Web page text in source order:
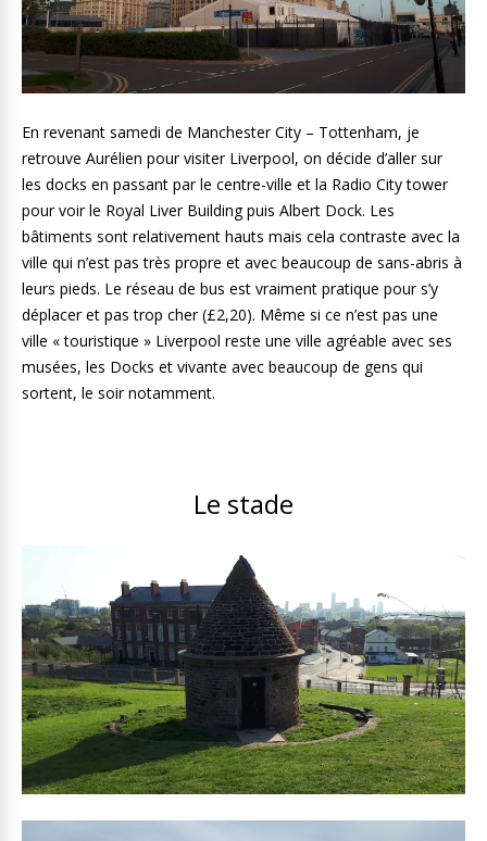
En revenant samedi de Manchester City – Tottenham, je
retrouve Aurélien pour visiter Liverpool, on décide d’aller sur
les docks en passant par le centre-ville et la Radio City tower
pour voir le Royal Liver Building puis Albert Dock. Les
bâtiments sont relativement hauts mais cela contraste avec la
ville qui n’est pas très propre et avec beaucoup de sans-abris à
leurs pieds. Le réseau de bus est vraiment pratique pour s’y
déplacer et pas trop cher (£2,20). Même si ce n’est pas une
ville « touristique » Liverpool reste une ville agréable avec ses
musées, les Docks et vivante avec beaucoup de gens qui
sortent, le soir notamment.
Le stade